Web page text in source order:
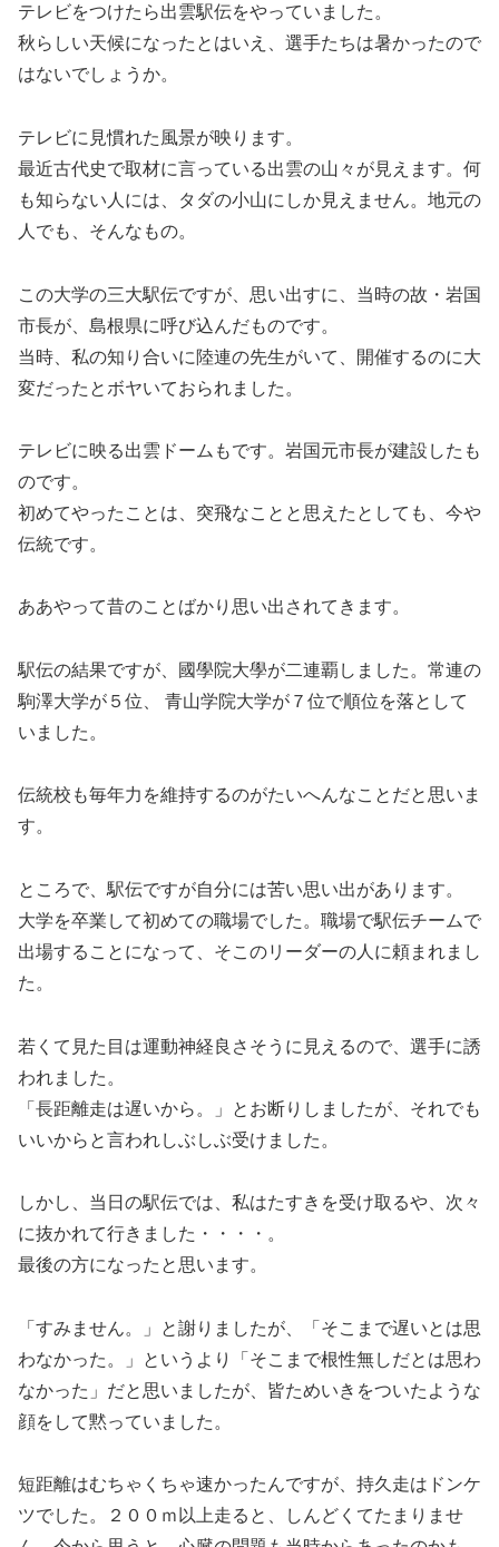
テレビをつけたら出雲駅伝をやっていました。
秋らしい天候になったとはいえ、選手たちは暑かったので
はないでしょうか。
テレビに見慣れた風景が映ります。
最近古代史で取材に言っている出雲の山々が見えます。何
も知らない人には、タダの小山にしか見えません。地元の
人でも、そんなもの。
この大学の三大駅伝ですが、思い出すに、当時の故・岩国
市長が、島根県に呼び込んだものです。
当時、私の知り合いに陸連の先生がいて、開催するのに大
変だったとボヤいておられました。
テレビに映る出雲ドームもです。岩国元市長が建設したも
のです。
初めてやったことは、突飛なことと思えたとしても、今や
伝統です。
ああやって昔のことばかり思い出されてきます。
駅伝の結果ですが、國學院大學が二連覇しました。常連の
駒澤大学が５位、 青山学院大学が７位で順位を落として
いました。
伝統校も毎年力を維持するのがたいへんなことだと思いま
す。
ところで、駅伝ですが自分には苦い思い出があります。
大学を卒業して初めての職場でした。職場で駅伝チームで
出場することになって、そこのリーダーの人に頼まれまし
た。
若くて見た目は運動神経良さそうに見えるので、選手に誘
われました。
「長距離走は遅いから。」とお断りしましたが、それでも
いいからと言われしぶしぶ受けました。
しかし、当日の駅伝では、私はたすきを受け取るや、次々
に抜かれて行きました・・・・。
最後の方になったと思います。
「すみません。」と謝りましたが、「そこまで遅いとは思
わなかった。」というより「そこまで根性無しだとは思わ
なかった」だと思いましたが、皆ためいきをついたような
顔をして黙っていました。
短距離はむちゃくちゃ速かったんですが、持久走はドンケ
ツでした。２００ｍ以上走ると、しんどくてたまりませ